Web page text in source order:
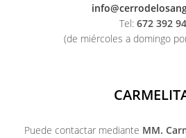
Tel: 672 392
(de miércoles a domingo
Puede contactar mediante MM.